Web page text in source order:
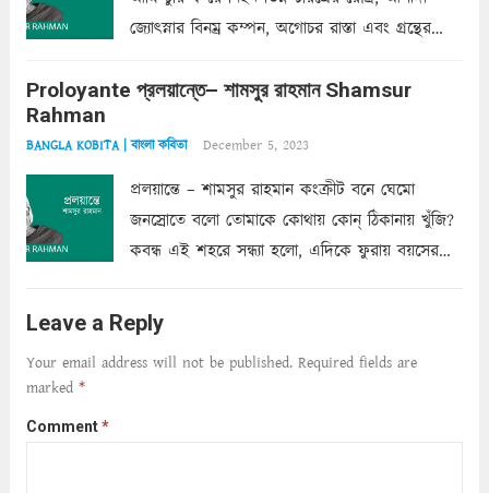
জ্যোৎস্নার বিনম্র কম্পন, অগোচর রাস্তা এবং গ্রন্থের
ছায়াচ্ছন্ন মোহন মিথুন মূর্তি, লোপামুদ্রা ভীষণ বিব্রত
Proloyante প্রলয়ান্তে– শামসুর রাহমান Shamsur
Rahman
BANGLA KOBITA | বাংলা কবিতা December 5, 2023
প্রলয়ান্তে – শামসুর রাহমান কংক্রীট বনে ঘেমো
জনস্রোতে বলো তোমাকে কোথায় কোন্‌ ঠিকানায় খুঁজি?
কবন্ধ এই শহরে সন্ধ্যা হলো, এদিকে ফুরায় বয়সের
আমার শরীরে সখ্য গড়ে, তোমার গহন ঊর্মিল যৌবন
আনে আশ্বন...
Leave a Reply
Your email address will not be published. Required fields are
marked *
Comment*